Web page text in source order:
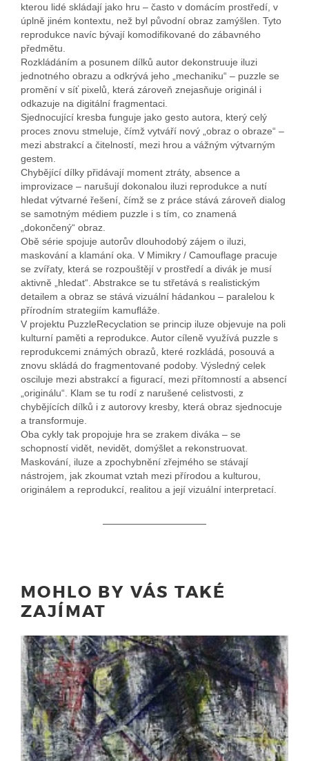
kterou lidé skládají jako hru – často v domácím prostředí, v
úplně jiném kontextu, než byl původní obraz zamýšlen. Tyto
reprodukce navíc bývají komodifikované do zábavného
předmětu.
Rozkládáním a posunem dílků autor dekonstruuje iluzi
jednotného obrazu a odkrývá jeho „mechaniku“ – puzzle se
promění v síť pixelů, která zároveň znejasňuje originál i
odkazuje na digitální fragmentaci.
Sjednocující kresba funguje jako gesto autora, který celý
proces znovu stmeluje, čímž vytváří nový „obraz o obraze“ –
mezi abstrakcí a čitelností, mezi hrou a vážným výtvarným
gestem.
Chybějící dílky přidávají moment ztráty, absence a
improvizace – narušují dokonalou iluzi reprodukce a nutí
hledat výtvarné řešení, čímž se z práce stává zároveň dialog
se samotným médiem puzzle i s tím, co znamená
„dokončený“ obraz.
Obě série spojuje autorův dlouhodobý zájem o iluzi,
maskování a klamání oka. V Mimikry / Camouflage pracuje
se zvířaty, která se rozpouštějí v prostředí a divák je musí
aktivně „hledat“. Abstrakce se tu střetává s realistickým
detailem a obraz se stává vizuální hádankou – paralelou k
přírodním strategiím kamufláže.
V projektu PuzzleRecyclation se princip iluze objevuje na poli
kulturní paměti a reprodukce. Autor cíleně využívá puzzle s
reprodukcemi známých obrazů, které rozkládá, posouvá a
znovu skládá do fragmentované podoby. Výsledný celek
osciluje mezi abstrakcí a figurací, mezi přítomností a absencí
„originálu“. Klam se tu rodí z narušené celistvosti, z
chybějících dílků i z autorovy kresby, která obraz sjednocuje
a transformuje.
Oba cykly tak propojuje hra se zrakem diváka – se
schopností vidět, nevidět, domýšlet a rekonstruovat.
Maskování, iluze a zpochybnění zřejmého se stávají
nástrojem, jak zkoumat vztah mezi přírodou a kulturou,
originálem a reprodukcí, realitou a její vizuální interpretací.
MOHLO BY VÁS TAKÉ
ZAJÍMAT